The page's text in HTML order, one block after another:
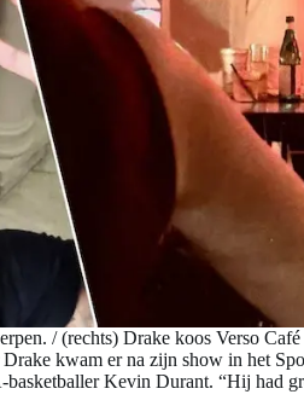
/ (rechts) Drake koos Verso
kwam er na zijn show in het
Kevin Durant. “Hij had